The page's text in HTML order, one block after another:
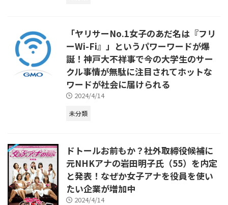
「ヤリサーNo.1女子のあだ名は『フリ
ーWi-Fi』」というパワーワードが爆
誕！神戸大不祥事で今の大学生のサー
クル事情が無駄に注目されてホットな
ワードが社会に届けられる
2024/4/14
未分類
ドトールお前もか？社外取締役候補に
元NHKアナの岩田明子氏（55）を内定
と発表！なぜか女子アナを役員を使い
たい企業が増加中
2024/4/14